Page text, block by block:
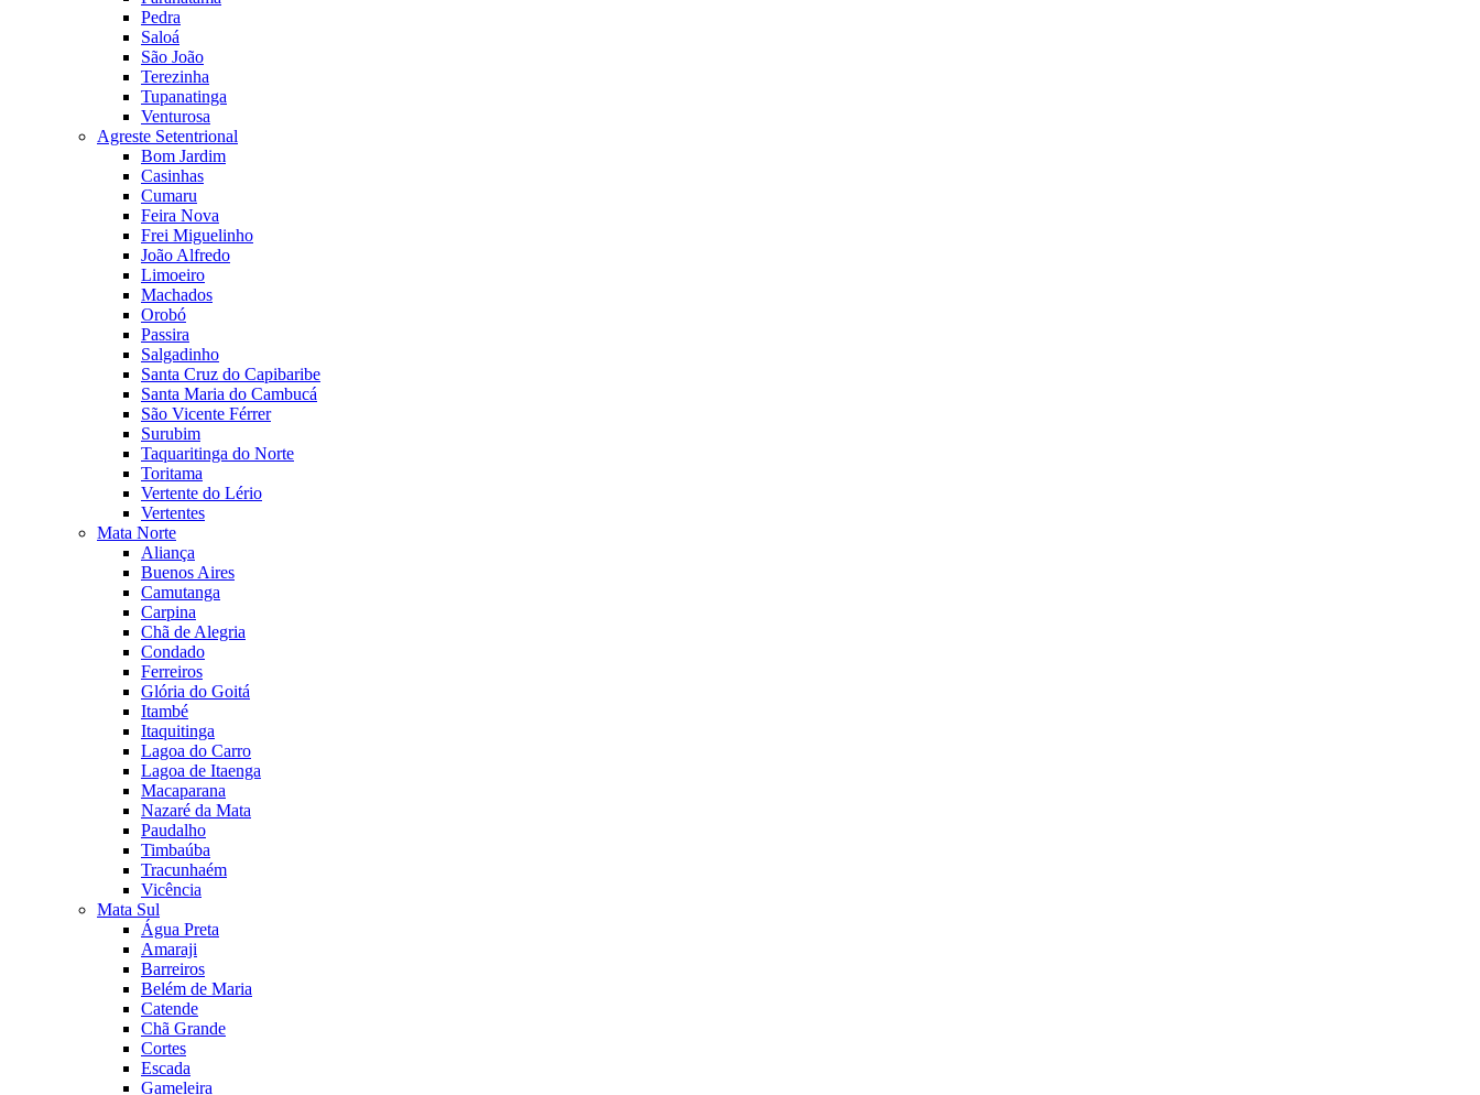
Pedra
Saloá
São João
Terezinha
Tupanatinga
Venturosa
Agreste Setentrional
Bom Jardim
Casinhas
Cumaru
Feira Nova
Frei Miguelinho
João Alfredo
Limoeiro
Machados
Orobó
Passira
Salgadinho
Santa Cruz do Capibaribe
Santa Maria do Cambucá
São Vicente Férrer
Surubim
Taquaritinga do Norte
Toritama
Vertente do Lério
Vertentes
Mata Norte
Aliança
Buenos Aires
Camutanga
Carpina
Chã de Alegria
Condado
Ferreiros
Glória do Goitá
Itambé
Itaquitinga
Lagoa do Carro
Lagoa de Itaenga
Macaparana
Nazaré da Mata
Paudalho
Timbaúba
Tracunhaém
Vicência
Mata Sul
Água Preta
Amaraji
Barreiros
Belém de Maria
Catende
Chã Grande
Cortes
Escada
Gameleira